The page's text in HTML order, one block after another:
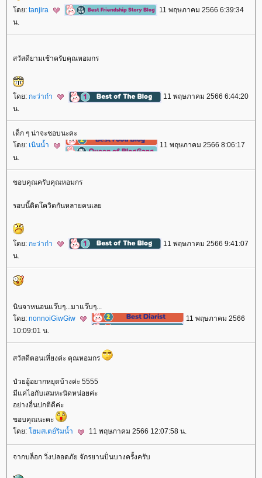
ดย: tanjira
11 พฤษภาคม 2566 6:39:34
น.
สวัสดียามเช้าครับคุณหอมกร
ดย: กะว่าก๋า
11 พฤษภาคม 2566 6:44:20
น.
เด็ก ๆ น่าจะชอบนะคะ
ดย: เนินน้ำ
11 พฤษภาคม 2566 8:06:17
น.
ขอบคุณครับคุณหอมกร
รอบนี้ติดโควิดกันหลายคนเล
ดย: กะว่าก๋า
11 พฤษภาคม 2566 9:41:07
น.
นินจาหนอนแว๊บๆ...มาแว๊บๆ...
ดย: nonnoiGiwGiw
11 พฤษภาคม 2566
10:09:01 น.
สวัสดีตอนเที่ยงค่ะ คุณหอมกร
ป่วยอู้อยากหยุดบ้างค่ะ 5555
มีแค่ไอกับเสมหะนิดหน่อยค่ะ
อย่างอื่นปกติดีค่ะ
ขอบคุณนะคะ
ดย: ฮมสเตย์ริมน้ำ 11 พฤษภาคม 2566 12:07:58 น.
จากบล็อก วิ่งปลอดภัย จักรยานปั่นบางครั้งครับ